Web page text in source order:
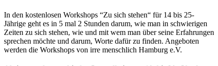
In den kostenlosen Workshops “Zu sich stehen“ für 14 bis 25-
Jährige geht es in 5 mal 2 Stunden darum, wie man in schwierigen
Zeiten zu sich stehen, wie und mit wem man über seine Erfahrungen
sprechen möchte und darum, Worte dafür zu finden. Angeboten
werden die Workshops von irre menschlich Hamburg e.V.